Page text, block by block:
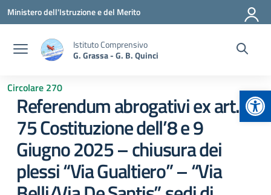
Vai ai contenuti
Vai al menu di navigazione
Vai al footer
Ministero dell'Istruzione e del Merito
Istituto Comprensivo
G. Grassa - G. B. Quinci
Circolare 270
Referendum abrogativi ex art.
75 Costituzione dell’8 e 9
Giugno 2025 – chiusura dei
plessi “Via Gualtiero” – “Via